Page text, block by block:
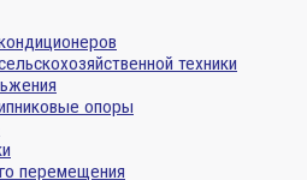
техники
опоры
перемещения